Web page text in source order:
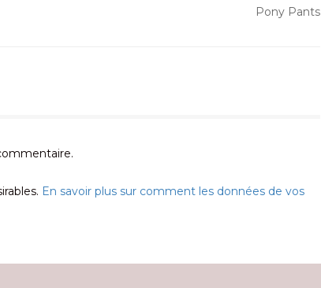
Pony Pants
En savoir plus sur comment les données de vos